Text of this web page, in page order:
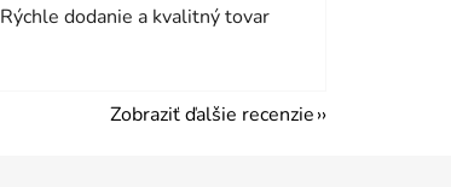
Rýchle dodanie a kvalitný tovar
Zobraziť ďalšie recenzie